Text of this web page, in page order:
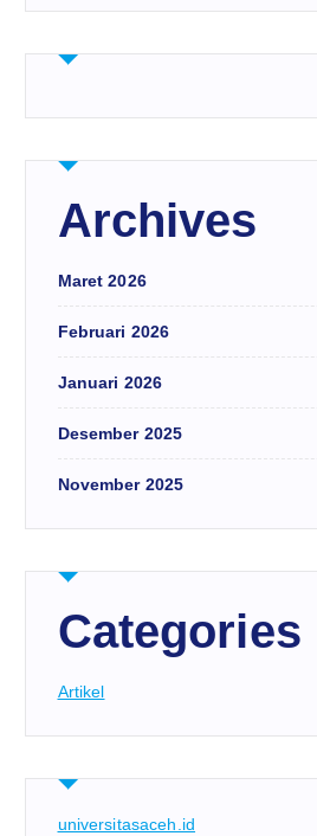
Archives
Maret 2026
Februari 2026
Januari 2026
Desember 2025
November 2025
Categories
Artikel
universitasaceh.id